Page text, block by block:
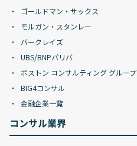
ゴールドマン・サックス
モルガン・スタンレー
バークレイズ
UBS/BNPパリバ
ボストン コンサルティング グループ
BIG4コンサル
金融企業一覧
コンサル業界